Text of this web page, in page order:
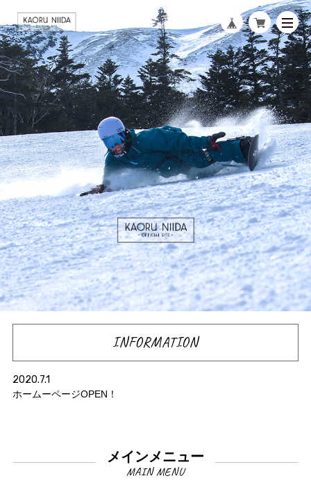
INFORMATION
2020.7.1
ホームーページOPEN！
メインメニュー